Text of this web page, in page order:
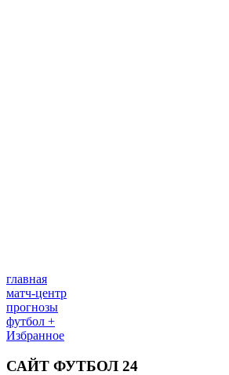
футбол +
Избранное
САЙТ ФУТБОЛ 24
сайтуКонтактыПравила комментирования